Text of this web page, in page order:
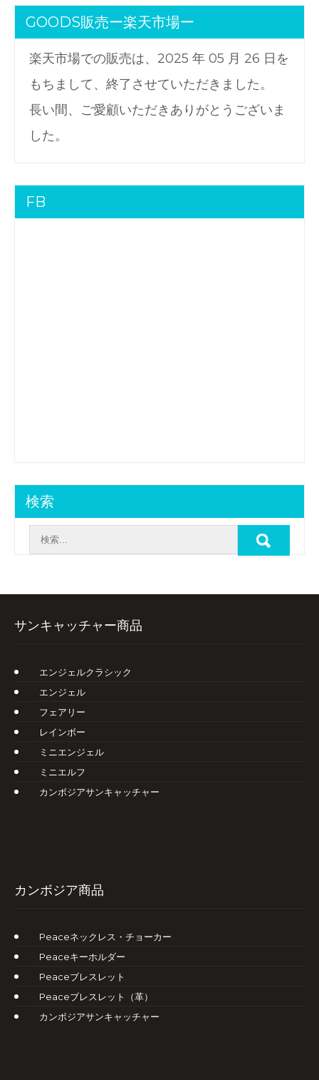
GOODS販売ー楽天市場ー
楽天市場での販売は、2025 年 05 月 26 日を
もちまして、終了させていただきました。
長い間、ご愛顧いただきありがとうございま
した。
FB
検索
サンキャッチャー商品
エンジェルクラシック
エンジェル
フェアリー
レインボー
ミニエンジェル
ミニエルフ
カンボジアサンキャッチャー
カンボジア商品
Peaceネックレス・チョーカー
Peaceキーホルダー
Peaceブレスレット
Peaceブレスレット（革）
カンボジアサンキャッチャー